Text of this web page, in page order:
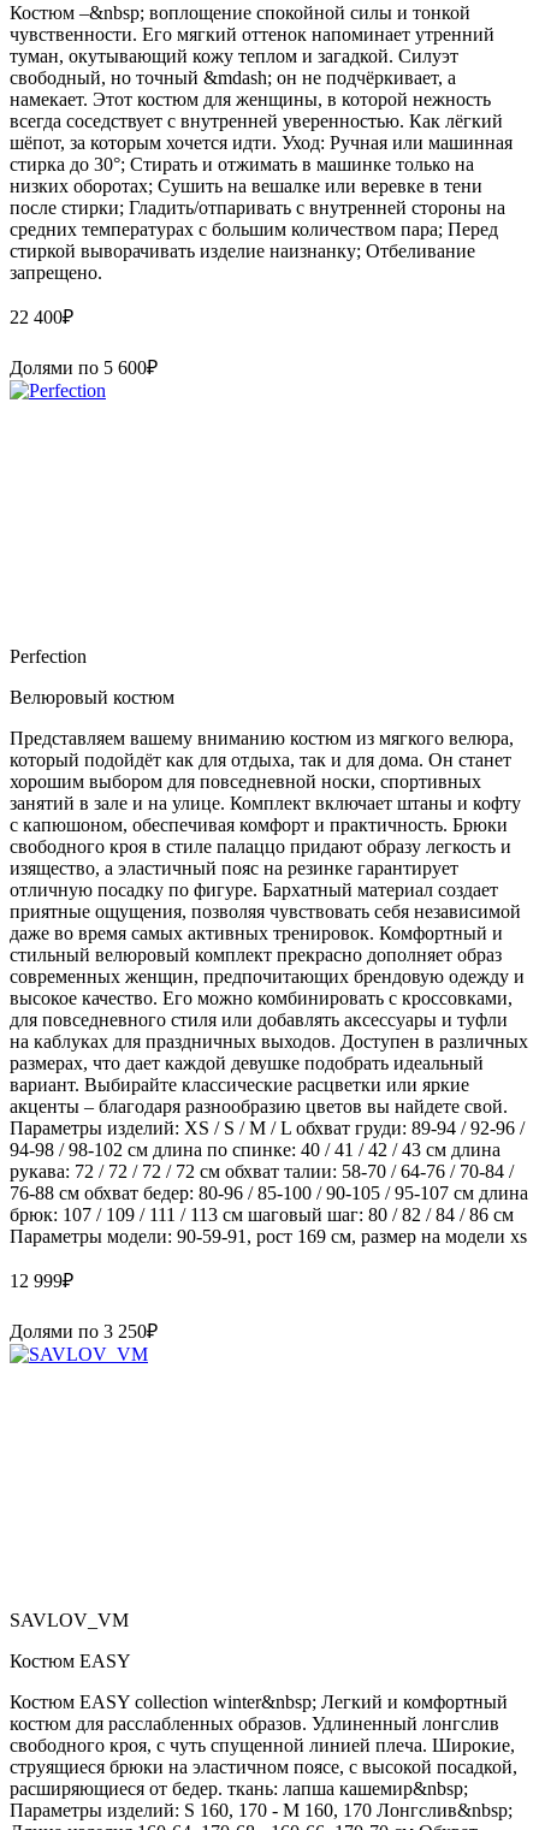
Костюм –&nbsp; воплощение спокойной силы и тонкой
чувственности. Его мягкий оттенок напоминает утренний
туман, окутывающий кожу теплом и загадкой. Силуэт
свободный, но точный &mdash; он не подчёркивает, а
намекает. Этот костюм для женщины, в которой нежность
всегда соседствует с внутренней уверенностью. Как лёгкий
шёпот, за которым хочется идти. Уход: Ручная или машинная
стирка до 30°; Стирать и отжимать в машинке только на
низких оборотах; Сушить на вешалке или веревке в тени
после стирки; Гладить/отпаривать с внутренней стороны на
средних температурах с большим количеством пара; Перед
стиркой выворачивать изделие наизнанку; Отбеливание
запрещено.
22 400₽
Долями по 5 600₽
Perfection
Велюровый костюм
Представляем вашему вниманию костюм из мягкого велюра,
который подойдёт как для отдыха, так и для дома. Он станет
хорошим выбором для повседневной носки, спортивных
занятий в зале и на улице. Комплект включает штаны и кофту
с капюшоном, обеспечивая комфорт и практичность. Брюки
свободного кроя в стиле палаццо придают образу легкость и
изящество, а эластичный пояс на резинке гарантирует
отличную посадку по фигуре. Бархатный материал создает
приятные ощущения, позволяя чувствовать себя независимой
даже во время самых активных тренировок. Комфортный и
стильный велюровый комплект прекрасно дополняет образ
современных женщин, предпочитающих брендовую одежду и
высокое качество. Его можно комбинировать с кроссовками,
для повседневного стиля или добавлять аксессуары и туфли
на каблуках для праздничных выходов. Доступен в различных
размерах, что дает каждой девушке подобрать идеальный
вариант. Выбирайте классические расцветки или яркие
акценты – благодаря разнообразию цветов вы найдете свой.
Параметры изделий: XS / S / M / L обхват груди: 89-94 / 92-96 /
94-98 / 98-102 см длина по спинке: 40 / 41 / 42 / 43 см длина
рукава: 72 / 72 / 72 / 72 см обхват талии: 58-70 / 64-76 / 70-84 /
76-88 см обхват бедер: 80-96 / 85-100 / 90-105 / 95-107 см длина
брюк: 107 / 109 / 111 / 113 см шаговый шаг: 80 / 82 / 84 / 86 см
Параметры модели: 90-59-91, рост 169 см, размер на модели xs
12 999₽
Долями по 3 250₽
SAVLOV_VM
Костюм EASY
Костюм EASY collection winter&nbsp; Легкий и комфортный
костюм для расслабленных образов. Удлиненный лонгслив
свободного кроя, с чуть спущенной линией плеча. Широкие,
струящиеся брюки на эластичном поясе, с высокой посадкой,
расширяющиеся от бедер. ткань: лапша кашемир&nbsp;
Параметры изделий: S 160, 170 - M 160, 170 Лонгслив&nbsp;